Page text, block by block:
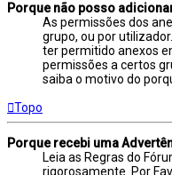
Porque não posso
As permissões dos
grupo, ou por
ter permitido anexos
permissões a certos
saiba o motivo do
Topo
Porque recebi uma
Leia as Regras do
rigorosamente. Por